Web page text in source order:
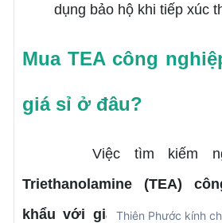
dụng bảo hộ khi tiếp xúc
Mua TEA công
giá sỉ ở đâu?
Việc tìm kiếm
Triethanolamine (TEA)
khẩu với giá sỉ, chất